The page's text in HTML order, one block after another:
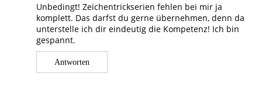
Unbedingt! Zeichentrickserien fehlen bei mir ja
komplett. Das darfst du gerne übernehmen, denn da
unterstelle ich dir eindeutig die Kompetenz! Ich bin
gespannt.
Antworten